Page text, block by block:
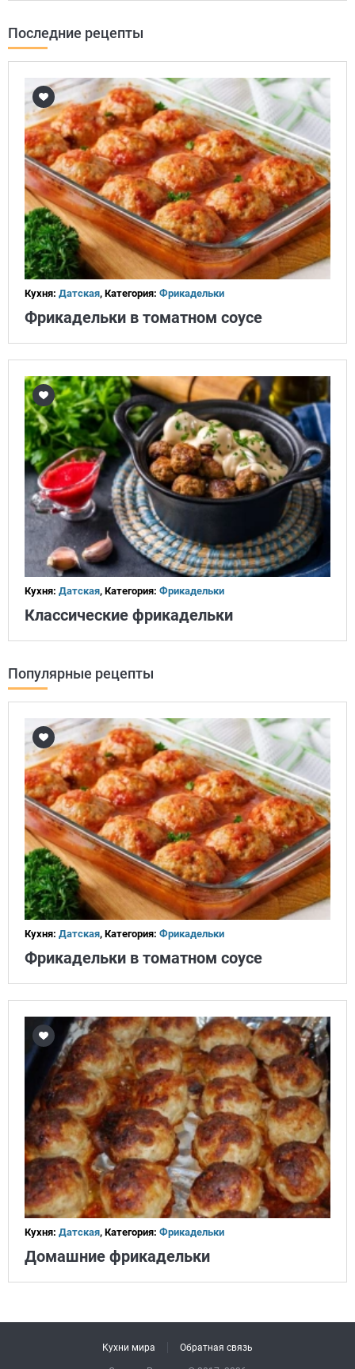
Последние рецепты
Кухня: Датская, Категория: Фрикадельки
Фрикадельки в томатном соусе
Кухня: Датская, Категория: Фрикадельки
Классические фрикадельки
Популярные рецепты
Кухня: Датская, Категория: Фрикадельки
Фрикадельки в томатном соусе
Кухня: Датская, Категория: Фрикадельки
Домашние фрикадельки
Кухни мира Обратная связь